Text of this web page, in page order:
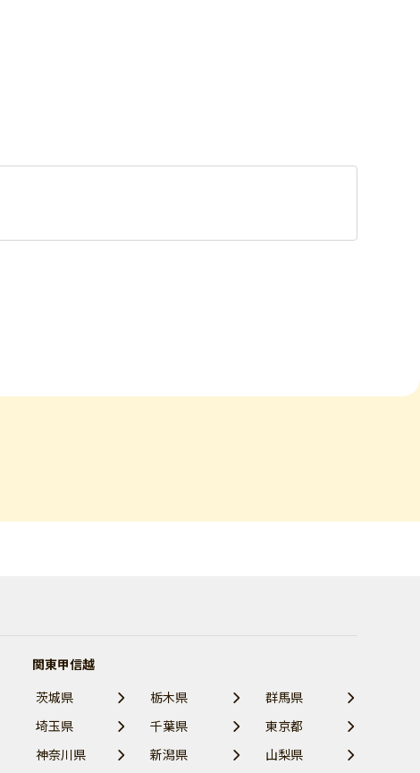
関東甲信越
茨城県
栃木県
群馬県
埼玉県
千葉県
東京都
神奈川県
新潟県
山梨県